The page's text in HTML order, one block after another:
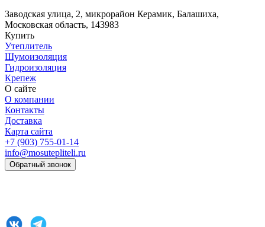
Заводская улица, 2, микрорайон Керамик, Балашиха,
Московская область, 143983
Купить
Утеплитель
Шумоизоляция
Гидроизоляция
Крепеж
О сайте
О компании
Контакты
Доставка
Карта сайта
+7 (903) 755-01-14
info@mosutepliteli.ru
Обратный звонок